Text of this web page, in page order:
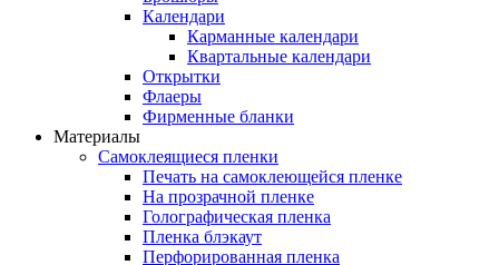
Календари
Карманные календари
Квартальные календари
Открытки
Флаеры
Фирменные бланки
Материалы
Самоклеящиеся пленки
Печать на самоклеющейся пленке
На прозрачной пленке
Голографическая пленка
Пленка блэкаут
Перфорированная пленка